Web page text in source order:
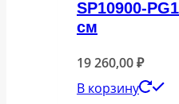
SP10900-
см
19 260,00₽
В корзину